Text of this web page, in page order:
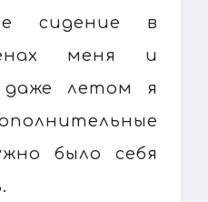
сидение в
меня и
даже летом я
было себя